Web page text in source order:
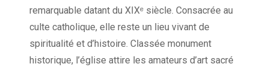
remarquable datant du XIXᵉ siècle. Consacrée au
culte catholique, elle reste un lieu vivant de
spiritualité et d’histoire. Classée monument
historique, l’église attire les amateurs d’art sacré